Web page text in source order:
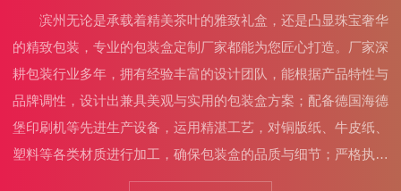
滨州无论是承载着精美茶叶的雅致礼盒，还是凸显珠宝奢华
的精致包装，专业的包装盒定制厂家都能为您匠心打造。厂家深
耕包装行业多年，拥有经验丰富的设计团队，能根据产品特性与
品牌调性，设计出兼具美观与实用的包装盒方案；配备德国海德
堡印刷机等先进生产设备，运用精湛工艺，对铜版纸、牛皮纸、
塑料等各类材质进行加工，确保包装盒的品质与细节；严格执行
质量检测流程，从原材料采购到成品出厂，层层把关，保证交付